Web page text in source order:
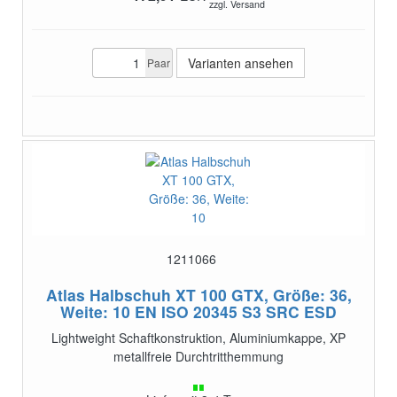
zzgl. Versand
Paar Varianten ansehen
1211066
Atlas Halbschuh XT 100 GTX, Größe: 36,
Weite: 10 EN ISO 20345 S3 SRC ESD
Lightweight Schaftkonstruktion, Aluminiumkappe, XP
metallfreie Durchtritthemmung